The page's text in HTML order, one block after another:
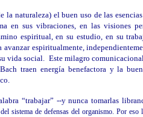
naturaleza) el buen uso de las
en sus vibraciones, en las visiones
espiritual, en su estudio, en su
espiritualmente,
vida social. Este milagro
traen energía benefactora y la
“trabajar” --y nunca tomarlas
sistema de defensas del organismo. Por